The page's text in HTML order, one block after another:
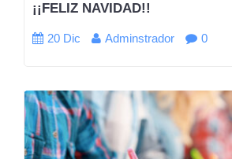
¡¡FELIZ NAVIDAD!!
20 Dic Adminstrador 0